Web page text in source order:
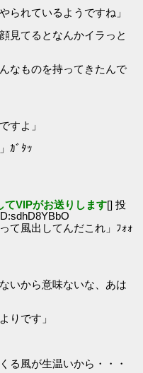
られているようですね」
見てるとなんかイラっと
なものを持ってきたんで
すよ」
ｶﾞﾀｯ
てVIPがお送りします[] 投
て風出してんだこれ」ﾌｫｫ
いから意味ないな、あは
りです」
る風が生温いから・・・